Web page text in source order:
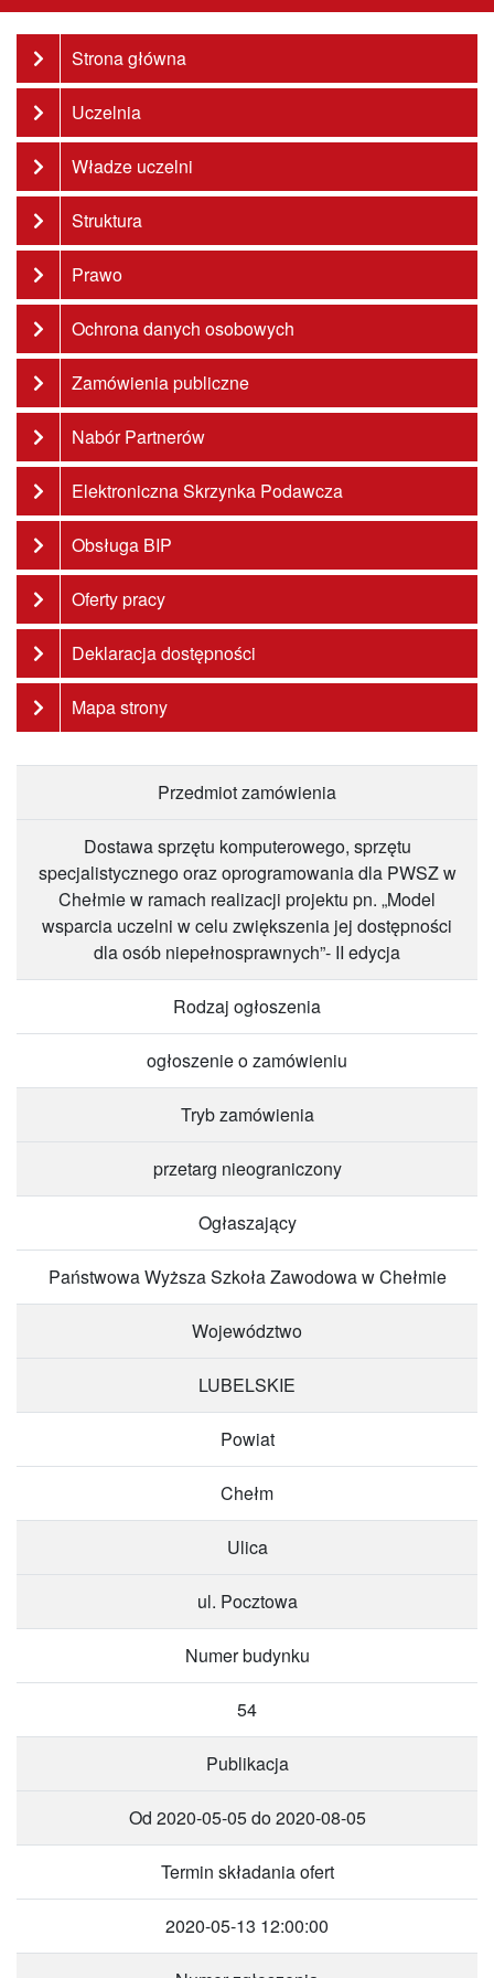
Strona główna
Uczelnia
Władze uczelni
Struktura
Prawo
Ochrona danych osobowych
Zamówienia publiczne
Nabór Partnerów
Elektroniczna Skrzynka Podawcza
Obsługa BIP
Oferty pracy
Deklaracja dostępności
Mapa strony
Przedmiot zamówienia
Dostawa sprzętu komputerowego, sprzętu
specjalistycznego oraz oprogramowania dla PWSZ w
Chełmie w ramach realizacji projektu pn. „Model
wsparcia uczelni w celu zwiększenia jej dostępności
dla osób niepełnosprawnych”- II edycja
Rodzaj ogłoszenia
ogłoszenie o zamówieniu
Tryb zamówienia
przetarg nieograniczony
Ogłaszający
Państwowa Wyższa Szkoła Zawodowa w Chełmie
Województwo
LUBELSKIE
Powiat
Chełm
Ulica
ul. Pocztowa
Numer budynku
54
Publikacja
Od 2020-05-05 do 2020-08-05
Termin składania ofert
2020-05-13 12:00:00